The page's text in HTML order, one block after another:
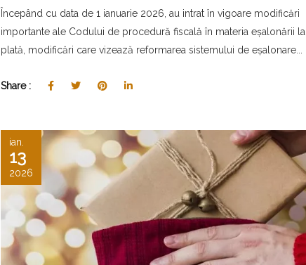
Începând cu data de 1 ianuarie 2026, au intrat în vigoare modificări
importante ale Codului de procedură fiscală în materia eșalonării la
plată, modificări care vizează reformarea sistemului de eșalonare...
Share :
ian.
13
2026